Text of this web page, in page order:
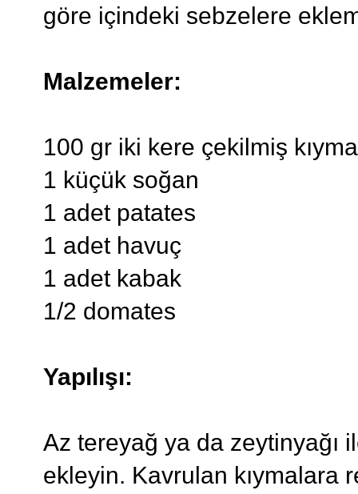
göre içindeki sebzelere
Malzemeler:
100 gr iki kere çekilmiş kıyma
1 küçük soğan
1 adet patates
1 adet havuç
1 adet kabak
1/2 domates
Yapılışı:
Az tereyağ ya da zeytinyağı
ekleyin. Kavrulan kıymalara